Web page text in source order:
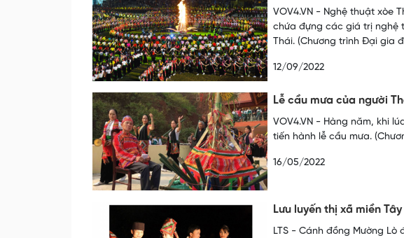
VOV4.VN - Nghệ thuật xòe
chứa đựng các giá trị nghệ
Thái. (Chương trình Đại gia
12/09/2022
Lễ cầu mưa của người
VOV4.VN - Hàng năm, khi
tiến hành lễ cầu mưa.
16/05/2022
Lưu luyến thị xã miền Tây
LTS - Cánh đồng Mường Lò